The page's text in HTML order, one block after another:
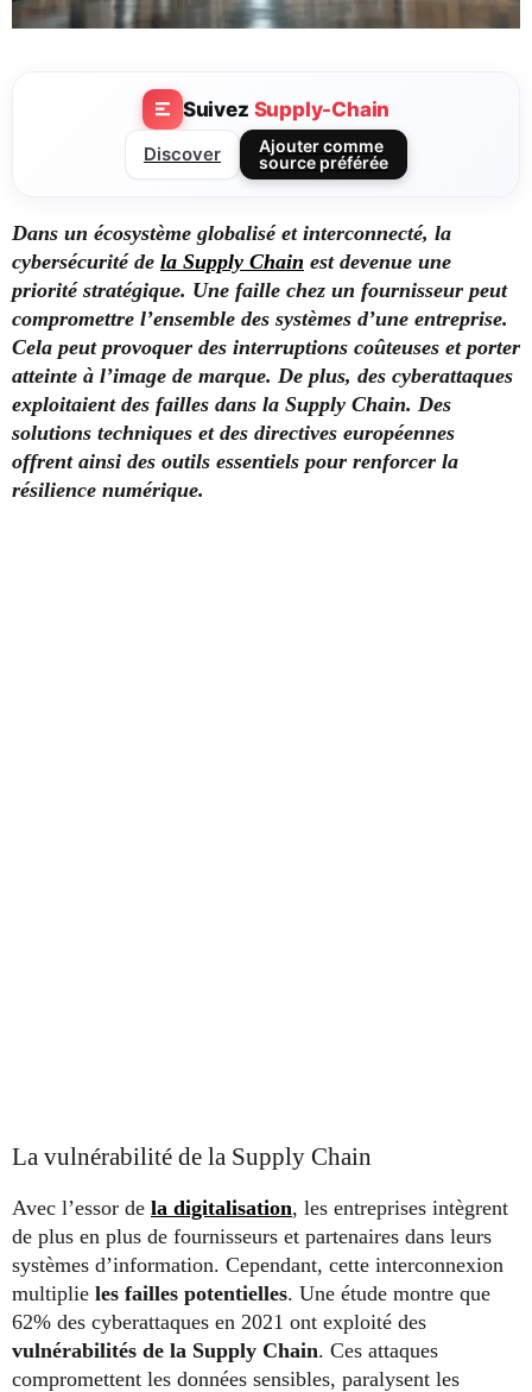
Suivez Supply-Chain
Discover
Ajouter comme
source préférée
Dans un écosystème globalisé et interconnecté, la
cybersécurité de la Supply Chain est devenue une
priorité stratégique. Une faille chez un fournisseur peut
compromettre l’ensemble des systèmes d’une entreprise.
Cela peut provoquer des interruptions coûteuses et porter
atteinte à l’image de marque. De plus, des cyberattaques
exploitaient des failles dans la Supply Chain. Des
solutions techniques et des directives européennes
offrent ainsi des outils essentiels pour renforcer la
résilience numérique.
La vulnérabilité de la Supply Chain
Avec l’essor de la digitalisation, les entreprises intègrent
de plus en plus de fournisseurs et partenaires dans leurs
systèmes d’information. Cependant, cette interconnexion
multiplie les failles potentielles. Une étude montre que
62% des cyberattaques en 2021 ont exploité des
vulnérabilités de la Supply Chain. Ces attaques
compromettent les données sensibles, paralysent les